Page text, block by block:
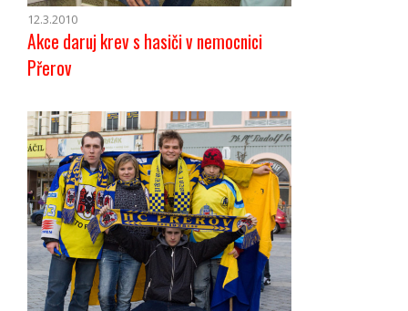
12.3.2010
Akce daruj krev s hasiči v nemocnici
Přerov